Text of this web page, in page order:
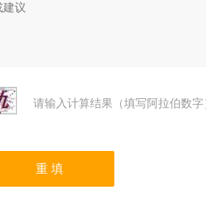
请输入计算结果（填写阿拉伯数